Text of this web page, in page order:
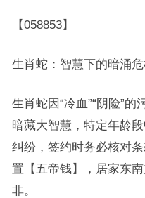
【058853】
生肖蛇：智慧下的暗涌
生肖蛇因“冷血”“阴险”的
暗藏大智慧，特定年龄
纠纷，签约时务必核对
置【五帝钱】，居家东
非。